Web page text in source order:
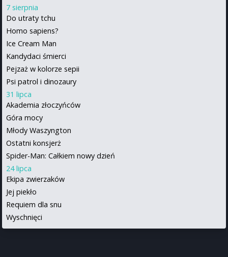
7 sierpnia
Do utraty tchu
Homo sapiens?
Ice Cream Man
Kandydaci śmierci
Pejzaż w kolorze sepii
Psi patrol i dinozaury
31 lipca
Akademia złoczyńców
Góra mocy
Młody Waszyngton
Ostatni konsjerż
Spider-Man: Całkiem nowy dzień
24 lipca
Ekipa zwierzaków
Jej piekło
Requiem dla snu
Wyschnięci